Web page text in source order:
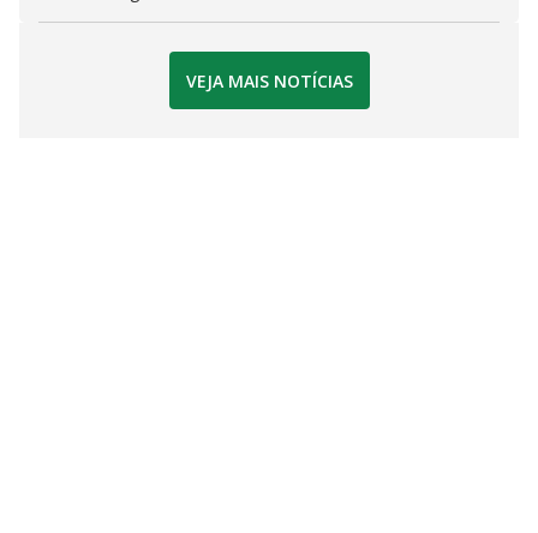
VEJA MAIS NOTÍCIAS